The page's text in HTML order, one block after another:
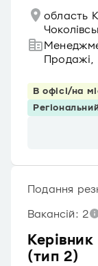
область
Продажі,
В офісі/на
Керівник
(тип 2)
Подання
Вакансій: 2